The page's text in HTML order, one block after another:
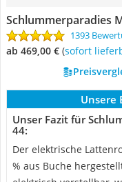
Schlummerparadies
1393
ab 469,00 € ( Sofort
Unsere
Unser Fazit für
44:
Der elektrische
% aus Buche